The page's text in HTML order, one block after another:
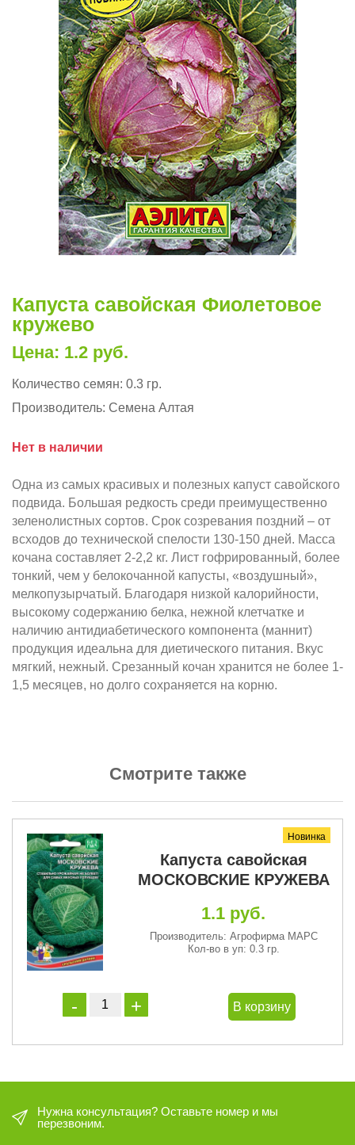
Капуста савойская Фиолетовое
кружево
Цена: 1.2 руб.
Количество семян: 0.3 гр.
Производитель: Семена Алтая
Нет в наличии
Одна из самых красивых и полезных капуст савойского
подвида. Большая редкость среди преимущественно
зеленолистных сортов. Срок созревания поздний – от
всходов до технической спелости 130-150 дней. Масса
кочана составляет 2-2,2 кг. Лист гофрированный, более
тонкий, чем у белокочанной капусты, «воздушный»,
мелкопузырчатый. Благодаря низкой калорийности,
высокому содержанию белка, нежной клетчатке и
наличию антидиабетического компонента (маннит)
продукция идеальна для диетического питания. Вкус
мягкий, нежный. Срезанный кочан хранится не более 1-
1,5 месяцев, но долго сохраняется на корню.
Смотрите также
Новинка
Капуста савойская
МОСКОВСКИЕ КРУЖЕВА
1.1 руб.
Производитель: Агрофирма МАРС
Кол-во в уп: 0.3 гр.
В корзину
Нужна консультация? Оставьте номер и мы
перезвоним.